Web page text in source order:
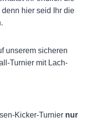
hier seid Ihr die
unserem sicheren
Turnier mit Lach-
Kicker-Turnier nur